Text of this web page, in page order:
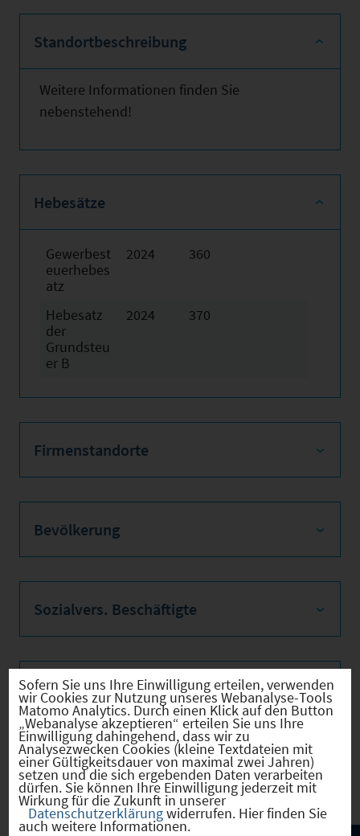
Standortbeschreibung
Weitere Informationen finden Sie
nebenstehend!
Hebesätze
Gewerbest
euerhebes
atz
2024 360
Hebesatz
der
Grundsteu
er B
2024 370
Firmenstandorte
Bevölkerung
Sozialvers. Beschäftigte
Verkehrsinfrastruktur
Kommunale Infrastruktur
Sofern Sie uns Ihre Einwilligung erteilen, verwenden
wir Cookies zur Nutzung unseres Webanalyse-Tools
Matomo Analytics. Durch einen Klick auf den Button
„Webanalyse akzeptieren“ erteilen Sie uns Ihre
Einwilligung dahingehend, dass wir zu
Analysezwecken Cookies (kleine Textdateien mit
einer Gültigkeitsdauer von maximal zwei Jahren)
setzen und die sich ergebenden Daten verarbeiten
dürfen. Sie können Ihre Einwilligung jederzeit mit
Wirkung für die Zukunft in unserer
Datenschutzerklärungwiderrufen. Hier finden Sie
auch weitere Informationen.